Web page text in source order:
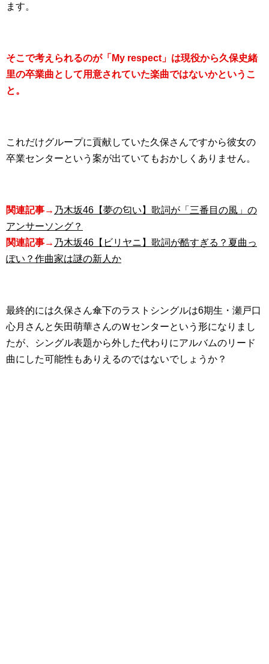
ます。
そこで考えられるのが「My respect」は現役から久保史緒
里の卒業曲として用意されていた楽曲ではないかというこ
と。
これだけグループに貢献していた久保さんですから彼女の
卒業センターという案が出ていてもおかしくありません。
関連記事→ 乃木坂46【夢の匂い】歌詞が「三番目の風」の
アンサーソング？
関連記事→ 乃木坂46【ビリヤニ】歌詞が酷すぎる？夏曲っ
ぽい？作曲家は謎の新人か
最終的には久保さん傘下のラストシングルは6期生・瀬戸口
心月さんと矢田萌華さんのＷセンターという形になりまし
たが、シングル表題から外した代わりにアルバムのリード
曲にした可能性もありえるのではないでしょうか？